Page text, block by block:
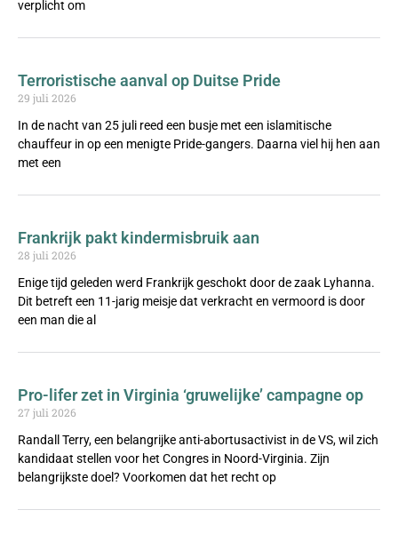
verplicht om
Terroristische aanval op Duitse Pride
29 juli 2026
In de nacht van 25 juli reed een busje met een islamitische
chauffeur in op een menigte Pride-gangers. Daarna viel hij hen aan
met een
Frankrijk pakt kindermisbruik aan
28 juli 2026
Enige tijd geleden werd Frankrijk geschokt door de zaak Lyhanna.
Dit betreft een 11-jarig meisje dat verkracht en vermoord is door
een man die al
Pro-lifer zet in Virginia ‘gruwelijke’ campagne op
27 juli 2026
Randall Terry, een belangrijke anti-abortusactivist in de VS, wil zich
kandidaat stellen voor het Congres in Noord-Virginia. Zijn
belangrijkste doel? Voorkomen dat het recht op